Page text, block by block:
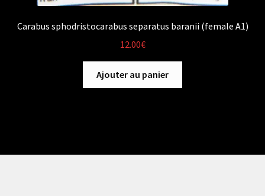
Carabus sphodristocarabus separatus baranii (female A1)
12.00€
Ajouter au panier